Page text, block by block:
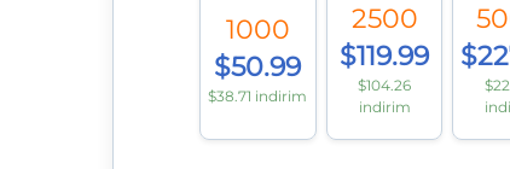
1000
$50.99
$38.71 indirim
2500
$119.99
$104.26
indirim